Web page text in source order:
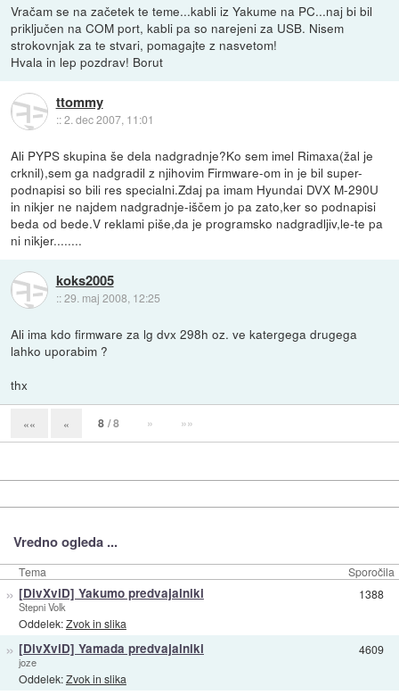
Vračam se na začetek te teme...kabli iz Yakume na PC...naj bi bil
priključen na COM port, kabli pa so narejeni za USB. Nisem
strokovnjak za te stvari, pomagajte z nasvetom!
Hvala in lep pozdrav! Borut
ttommy
::2. dec 2007, 11:01
Ali PYPS skupina še dela nadgradnje?Ko sem imel Rimaxa(žal je
crknil),sem ga nadgradil z njihovim Firmware-om in je bil super-
podnapisi so bili res specialni.Zdaj pa imam Hyundai DVX M-290U
in nikjer ne najdem nadgradnje-iščem jo pa zato,ker so podnapisi
beda od bede.V reklami piše,da je programsko nadgradljiv,le-te pa
ni nikjer........
koks2005
::29. maj 2008, 12:25
Ali ima kdo firmware za lg dvx 298h oz. ve katergega drugega
lahko uporabim ?
thx
«« « 8 / 8 » »»
Vredno ogleda ...
Tema Sporočila
» [DivXviD] Yakumo predvajalniki
Stepni Volk
Oddelek:Zvok in slika
1388
» [DivXviD] Yamada predvajalniki
joze
Oddelek:Zvok in slika
4609